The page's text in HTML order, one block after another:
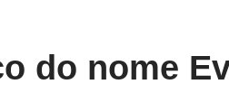
do nome